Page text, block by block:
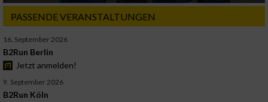
PASSENDE VERANSTALTUNGEN
16. September 2026
B2Run Berlin
Jetzt anmelden!
9. September 2026
B2Run Köln